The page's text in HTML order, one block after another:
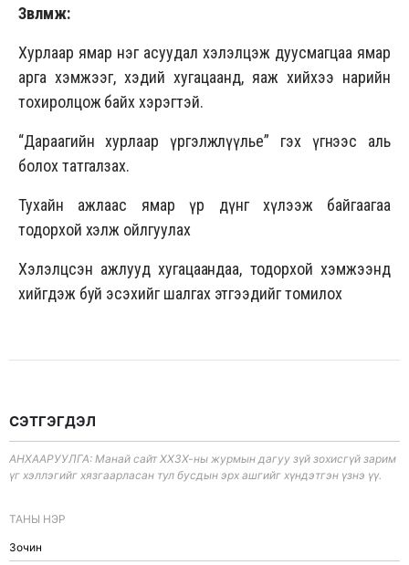
Зөвлөмж:
Хурлаар ямар нэг асуудал хэлэлцэж дуусмагцаа ямар
арга хэмжээг, хэдий хугацаанд, яаж хийхээ нарийн
тохиролцож байх хэрэгтэй.
“Дараагийн хурлаар үргэлжлүүлье” гэх үгнээс аль
болох татгалзах.
Тухайн ажлаас ямар үр дүнг хүлээж байгаагаа
тодорхой хэлж ойлгуулах
Хэлэлцсэн ажлууд хугацаандаа, тодорхой хэмжээнд
хийгдэж буй эсэхийг шалгах этгээдийг томилох
СЭТГЭГДЭЛ
АНХААРУУЛГА: Манай сайт ХХЗХ-ны журмын дагуу зүй зохисгүй зарим
үг хэллэгийг хязгаарласан тул бусдын эрх ашгийг хүндэтгэн үзнэ үү.
ТАНЫ НЭР